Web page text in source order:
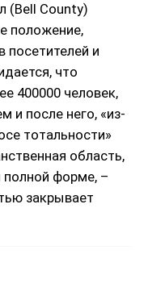
(Bell County)
положение,
посетителей и
что
400000 человек,
и после него, «из-
тотальности»
область,
полной форме, –
закрывает